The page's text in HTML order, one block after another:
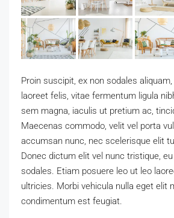
Proin suscipit, ex non sodales
laoreet felis, vitae fermentum ligula
sem magna, iaculis ut pretium ac,
Maecenas commodo, velit vel porta
accumsan nunc, nec scelerisque elit
Donec dictum elit vel nunc tristique,
sodales. Etiam posuere leo ut leo
ultricies. Morbi vehicula nulla eget elit
condimentum est feugiat.